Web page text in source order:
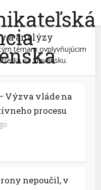
a analýzy
témam ovplyvňujúcim
na Slovensku.
Výzva vláde na
procesu
nepoučil, v